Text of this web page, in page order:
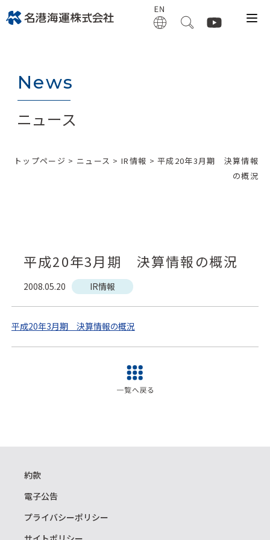
News
ニュース
トップページ > ニュース >IR情報 > 平成20年3月期 決算情報
の概況
平成20年3月期 決算情報の概況
2008.05.20 IR情報
平成20年3月期 決算情報の概況
約款
電子公告
プライバシーポリシー